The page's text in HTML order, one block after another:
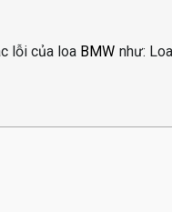
lỗi của loa BMW như: